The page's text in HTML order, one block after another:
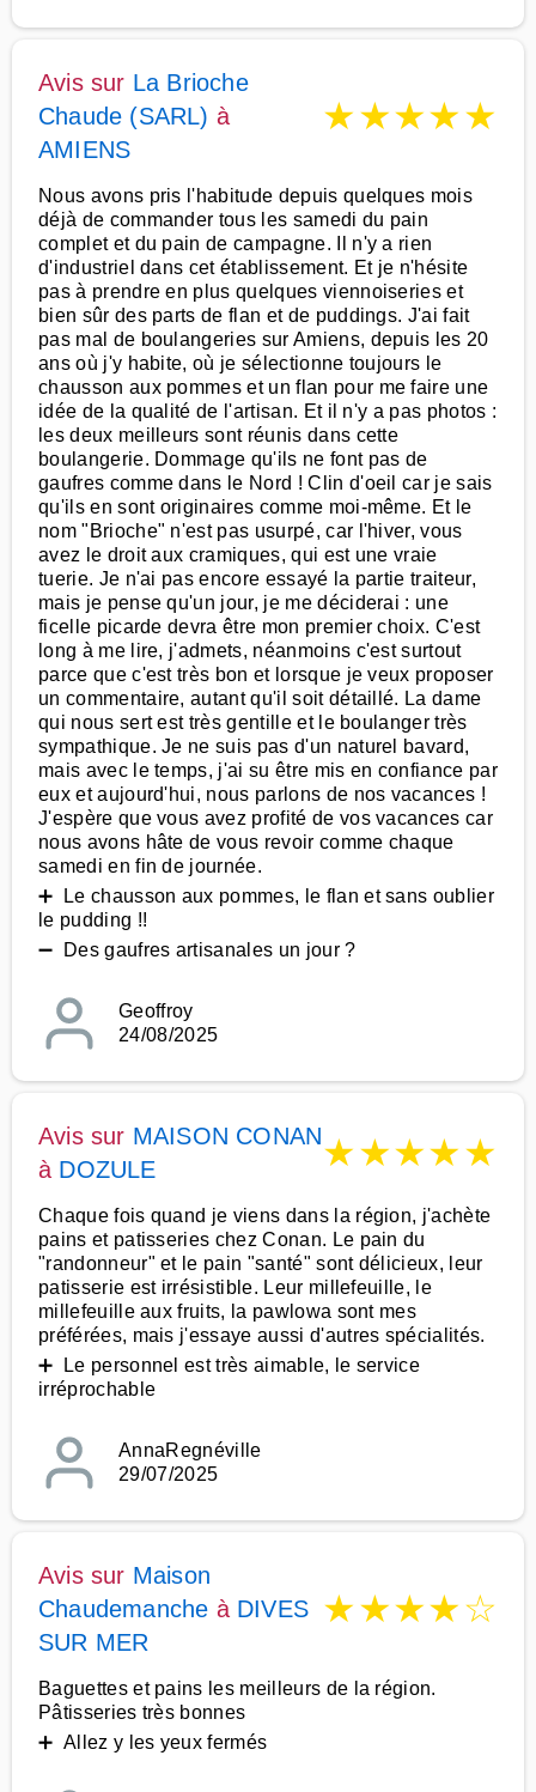
Avis sur La Brioche
Chaude (SARL) à
AMIENS
★★★★★
Nous avons pris l'habitude depuis quelques mois
déjà de commander tous les samedi du pain
complet et du pain de campagne. Il n'y a rien
d'industriel dans cet établissement. Et je n'hésite
pas à prendre en plus quelques viennoiseries et
bien sûr des parts de flan et de puddings. J'ai fait
pas mal de boulangeries sur Amiens, depuis les 20
ans où j'y habite, où je sélectionne toujours le
chausson aux pommes et un flan pour me faire une
idée de la qualité de l'artisan. Et il n'y a pas photos :
les deux meilleurs sont réunis dans cette
boulangerie. Dommage qu'ils ne font pas de
gaufres comme dans le Nord ! Clin d'oeil car je sais
qu'ils en sont originaires comme moi-même. Et le
nom "Brioche" n'est pas usurpé, car l'hiver, vous
avez le droit aux cramiques, qui est une vraie
tuerie. Je n'ai pas encore essayé la partie traiteur,
mais je pense qu'un jour, je me déciderai : une
ficelle picarde devra être mon premier choix. C'est
long à me lire, j'admets, néanmoins c'est surtout
parce que c'est très bon et lorsque je veux proposer
un commentaire, autant qu'il soit détaillé. La dame
qui nous sert est très gentille et le boulanger très
sympathique. Je ne suis pas d'un naturel bavard,
mais avec le temps, j'ai su être mis en confiance par
eux et aujourd'hui, nous parlons de nos vacances !
J'espère que vous avez profité de vos vacances car
nous avons hâte de vous revoir comme chaque
samedi en fin de journée.
➕ Le chausson aux pommes, le flan et sans oublier
le pudding !!
➖ Des gaufres artisanales un jour ?
Geoffroy
24/08/2025
Avis sur MAISON CONAN
à DOZULE ★★★★★
Chaque fois quand je viens dans la région, j'achète
pains et patisseries chez Conan. Le pain du
"randonneur" et le pain "santé" sont délicieux, leur
patisserie est irrésistible. Leur millefeuille, le
millefeuille aux fruits, la pawlowa sont mes
préférées, mais j'essaye aussi d'autres spécialités.
➕ Le personnel est très aimable, le service
irréprochable
AnnaRegnéville
29/07/2025
Avis sur Maison
Chaudemanche à DIVES
SUR MER
★★★★☆
Baguettes et pains les meilleurs de la région.
Pâtisseries très bonnes
➕ Allez y les yeux fermés